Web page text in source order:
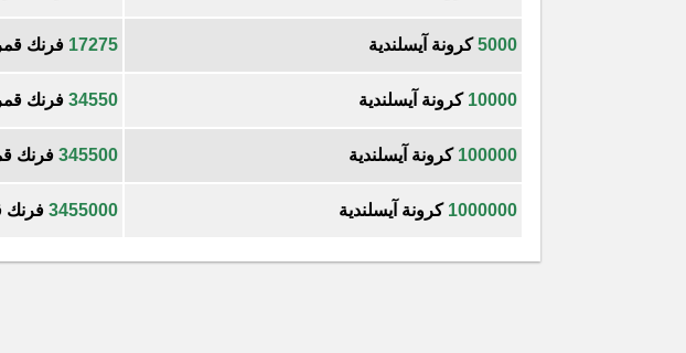
5000كرونة آيسلندية 17275 فرنك
10000 كرونة آيسلندية 34550 فرنك
100000 كرونة آيسلندية 345500 فرنك
1000000 كرونة آيسلندية 3455000 فرنك